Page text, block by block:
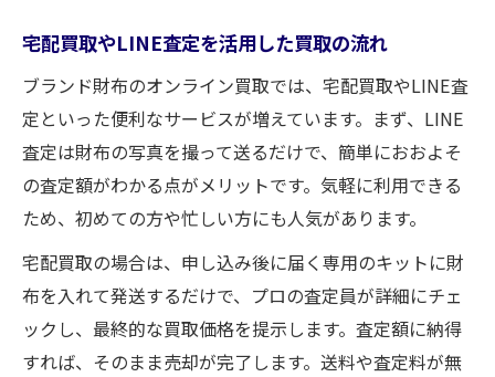
宅配買取やLINE査定を活用した買取の流れ
ブランド財布のオンライン買取では、宅配買取やLINE査
定といった便利なサービスが増えています。まず、LINE
査定は財布の写真を撮って送るだけで、簡単におおよそ
の査定額がわかる点がメリットです。気軽に利用できる
ため、初めての方や忙しい方にも人気があります。
宅配買取の場合は、申し込み後に届く専用のキットに財
布を入れて発送するだけで、プロの査定員が詳細にチェ
ックし、最終的な買取価格を提示します。査定額に納得
すれば、そのまま売却が完了します。送料や査定料が無